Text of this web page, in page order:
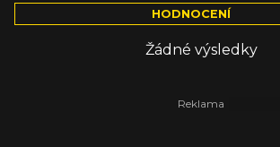
HODNOCENÍ
Žádné výsledky